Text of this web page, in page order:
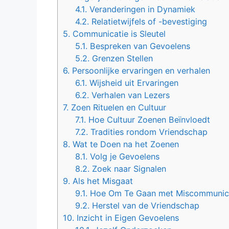
4.1. Veranderingen in Dynamiek
4.2. Relatietwijfels of -bevestiging
5. Communicatie is Sleutel
5.1. Bespreken van Gevoelens
5.2. Grenzen Stellen
6. Persoonlijke ervaringen en verhalen
6.1. Wijsheid uit Ervaringen
6.2. Verhalen van Lezers
7. Zoen Rituelen en Cultuur
7.1. Hoe Cultuur Zoenen Beïnvloedt
7.2. Tradities rondom Vriendschap
8. Wat te Doen na het Zoenen
8.1. Volg je Gevoelens
8.2. Zoek naar Signalen
9. Als het Misgaat
9.1. Hoe Om Te Gaan met
9.2. Herstel van de Vriendschap
10. Inzicht in Eigen Gevoelens